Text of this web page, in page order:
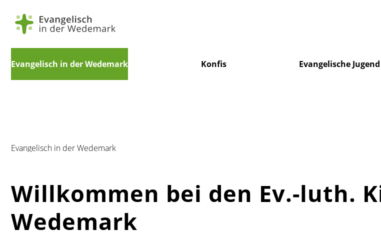
überspringen
Evangelisch in der Wedemark Konfis Evangelische
Evangelisch in der Wedemark
Willkommen bei den Ev.-luth.
Wedemark